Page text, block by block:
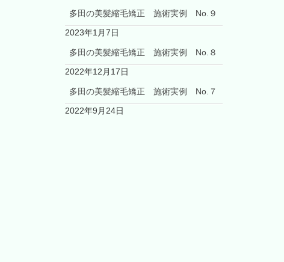
多田の美髪縮毛矯正 施術実例 No.９
2023年1月7日
多田の美髪縮毛矯正 施術実例 No.８
2022年12月17日
多田の美髪縮毛矯正 施術実例 No.７
2022年9月24日